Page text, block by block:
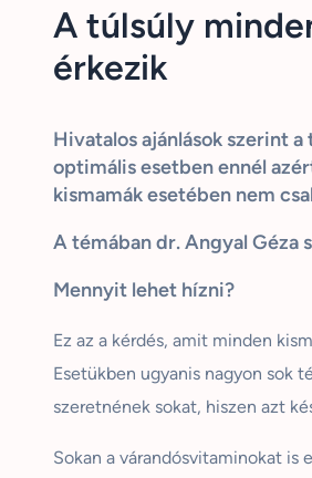
A túlsúly
érkezik
Hivatalos ajánlások szerint
optimális esetben ennél
kismamák esetében nem
A témában dr. Angyal Géza
Mennyit lehet hízni?
Ez az a kérdés, amit minden
Esetükben ugyanis nagyon sok
szeretnének sokat, hiszen azt
Sokan a várandósvitaminokat